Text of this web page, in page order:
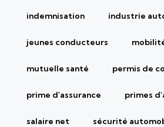
indemnisation industrie
jeunes conducteurs
mutuelle santé permis de
prime d'assurance primes
salaire net sécurité